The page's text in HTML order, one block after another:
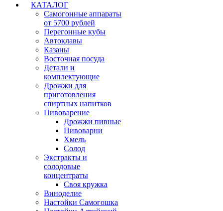
КАТАЛОГ
Самогонные аппараты
от 5700 рублей
Перегонные кубы
Автоклавы
Казаны
Восточная посуда
Детали и
комплектующие
Дрожжи для
приготовления
спиртных напитков
Пивоварение
Дрожжи пивные
Пивоварни
Хмель
Солод
Экстракты и
солодовые
концентраты
Своя кружка
Виноделие
Настойки Самогошка